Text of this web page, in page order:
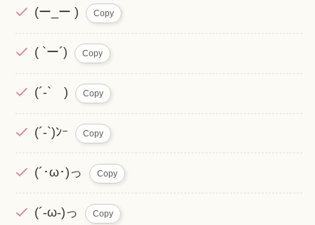
(ー_ー ) Copy
( `ー´) Copy
(´-` ) Copy
(´-`)ﾝｰ Copy
(´･ω･)っ Copy
(´-ω-)っ Copy